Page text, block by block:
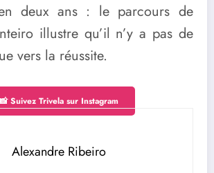
deux ans : le parcours de
illustre qu’il n’y a pas de
vers la réussite.
📸 Suivez Trivela sur Instagram
Alexandre Ribeiro